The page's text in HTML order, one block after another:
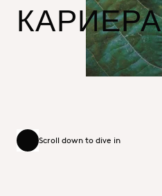
КАРИЕРА
Scroll down to dive in
Scroll down to dive in